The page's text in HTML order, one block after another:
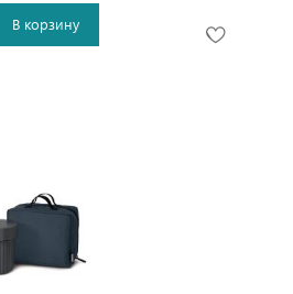
В корзину